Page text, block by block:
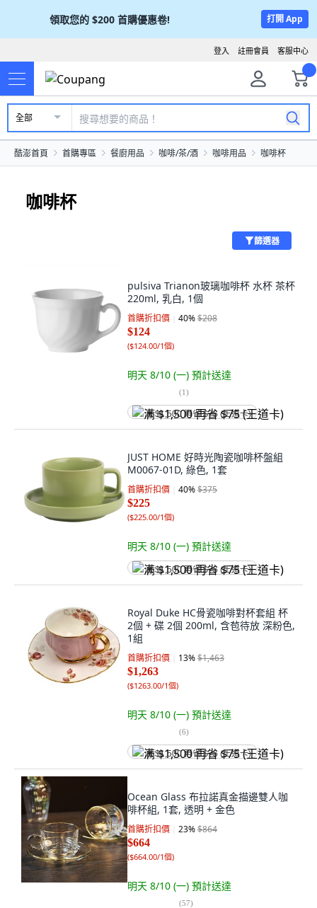
領取您的 $200 首購優惠卷! 打開 App
客服中心
註冊會員
登入
全部
酷澎首頁 首購專區 餐廚用品 咖啡/茶/酒 咖啡用品 咖啡杯
咖啡杯
篩選器
pulsiva Trianon玻璃咖啡杯 水杯 茶杯
220ml, 乳白, 1個
首購折扣價 40%$208
$124
($124.00/1個)
明天 8/10 (一) 預計送達
(1)
满 $1,500 再省 $75 (王道卡)
JUST HOME 好時光陶瓷咖啡杯盤組
M0067-01D, 綠色, 1套
首購折扣價 40%$375
$225
($225.00/1個)
明天 8/10 (一) 預計送達
满 $1,500 再省 $75 (王道卡)
Royal Duke HC骨瓷咖啡對杯套組 杯
2個 + 碟 2個 200ml, 含苞待放 深粉色,
1組
首購折扣價 13%$1,463
$1,263
($1263.00/1個)
明天 8/10 (一) 預計送達
(6)
满 $1,500 再省 $75 (王道卡)
Ocean Glass 布拉諾真金描邊雙人咖
啡杯組, 1套, 透明 + 金色
首購折扣價 23%$864
$664
($664.00/1個)
明天 8/10 (一) 預計送達
(57)